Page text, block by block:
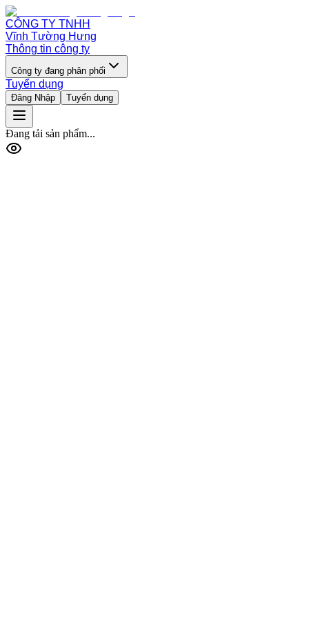
CÔNG TY TNHH
Vĩnh Tường Hưng
Thông tin công ty
Công ty đang phân phối
Tuyển dụng
Đăng Nhập Tuyển dụng
Đang tải sản phẩm...